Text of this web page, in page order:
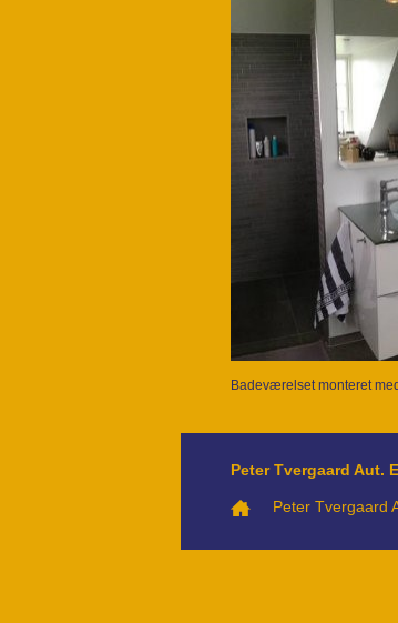
Badeværelset monteret
Peter Tvergaard Aut.
Peter Tvergaard